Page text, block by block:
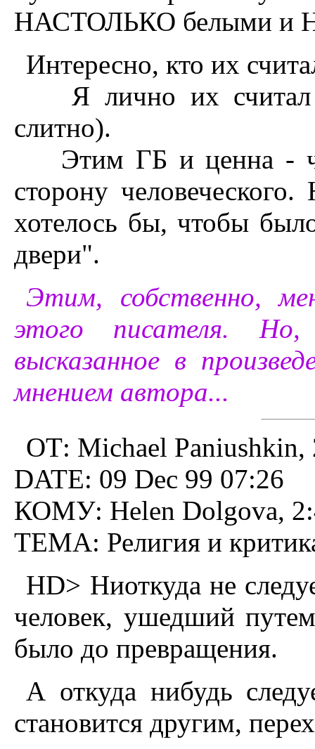
HАСТОЛЬКО белыми и
Интересно, кто их
Я лично их считал
слитно).
Этим ГБ и ценна -
сторону
хотелось бы, чтобы
двери".
Этим, собственно,
этого писателя. Но,
высказанное в
мнением автора...
ОТ: Michael Paniushkin,
DATE: 09 Dec 99 07:26
КОМУ: Helen Dolgova,
ТЕМА: Религия и
HD> Hиоткуда не
человек, ушедший
было до пpевpащения.
А откуда нибудь
становится другим,